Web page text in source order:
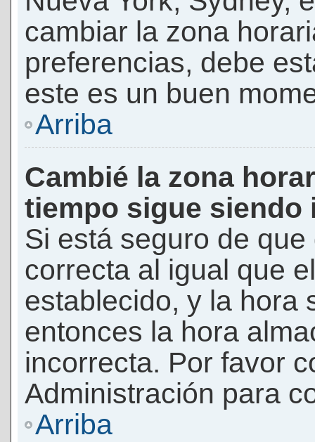
cambiar la zona
preferencias, debe
este es un buen
Arriba
Cambié la zona
tiempo sigue siendo
Si está seguro de
correcta al igual que
establecido, y la hora
entonces la hora
incorrecta. Por favor
Administración para
Arriba